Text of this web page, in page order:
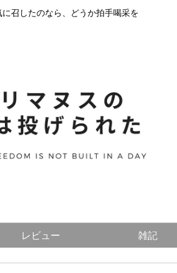
召したのなら、どうか拍手喝采を
レビュー 雑記